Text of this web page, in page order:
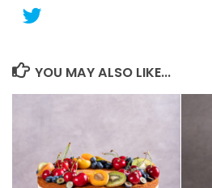
YOU MAY ALSO LIKE...